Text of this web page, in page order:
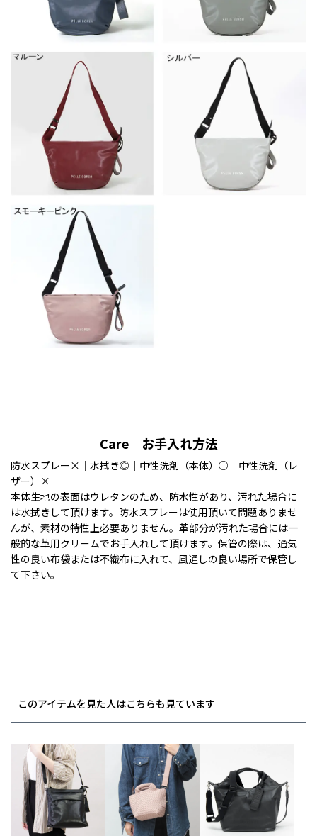
Care お手入れ方法
防水スプレー×｜水拭き◎｜中性洗剤（本体）○｜中性洗剤（レ
ザー）×
本体生地の表面はウレタンのため、防水性があり、汚れた場合に
は水拭きして頂けます。防水スプレーは使用頂いて問題ありませ
んが、素材の特性上必要ありません。革部分が汚れた場合には一
般的な革用クリームでお手入れして頂けます。保管の際は、通気
性の良い布袋または不織布に入れて、風通しの良い場所で保管し
て下さい。
このアイテムを見た人はこちらも見ています